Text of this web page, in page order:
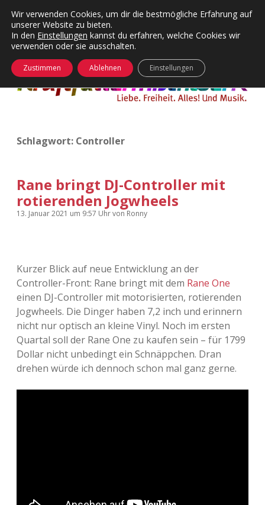
Kategorien
Menü
24 Hours Chilling
Die Wende
KFMW-Disco
Kopfkinomusik
Visuelles
Wandnotizen
KFMW-Disco
Dates
Contact
Menü
öffnen
Adventskalender 2010
Adventskalender 2013
Adventskalender 2014
Adventskalender 2015
Adventskalender 2016
facebook
instagram
rss soundcloud
vimeo
öffnen
Schlagwort: Controller
Rane bringt DJ-Controller mit
rotierenden Jogwheels
13. Januar 2021 um 9:57 Uhrvon Ronny
Kurzer Blick auf neue Entwicklung an der
Controller-Front: Rane bringt mit dem Rane One
einen DJ-Controller mit motorisierten, rotierenden
Jogwheels. Die Dinger haben 7,2 inch und erinnern
nicht nur optisch an kleine Vinyl. Noch im ersten
Quartal soll der Rane One zu kaufen sein – für 1799
Dollar nicht unbedingt ein Schnäppchen. Dran
drehen würde ich dennoch schon mal ganz gerne.
Wir verwenden Cookies, um dir die bestmögliche Erfahrung auf
unserer Website zu bieten.
In den Einstellungen kannst du erfahren, welche Cookies wir
verwenden oder sie ausschalten.
Zustimmen Ablehnen Einstellungen